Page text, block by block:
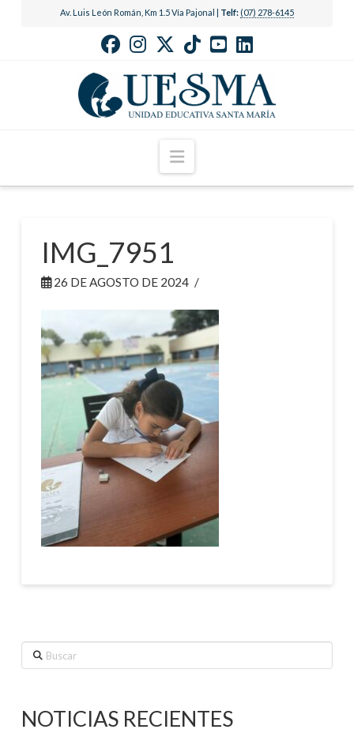
Av. Luis León Román, Km 1.5 Vía Pajonal | Telf: (07) 278-6145
Navigation
IMG_7951
26 DE AGOSTO DE 2024
Buscar
NOTICIAS RECIENTES